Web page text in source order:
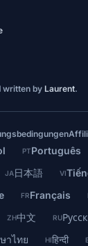
written by Laurent.
PTPortuguês
JA日本語 VI
FRFrançais
ZH中文 RU
าไทย HIहिन्दी